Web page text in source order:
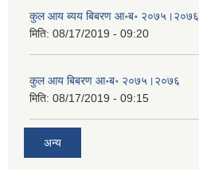
कुल आय ब्यय बिबरण आ॰ब॰ २०७५।२०७६
मिति: 08/17/2019 - 09:20
कुल आय बिबरण आ॰ब॰ २०७५।२०७६
मिति: 08/17/2019 - 09:15
अन्य